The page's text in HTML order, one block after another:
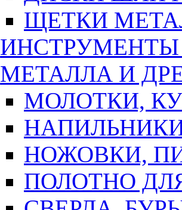
ЩЕТКИ
ИНСТРУМЕНТЫ
МЕТАЛЛА И
МОЛОТКИ,
НОЖОВКИ,
ПОЛОТНО